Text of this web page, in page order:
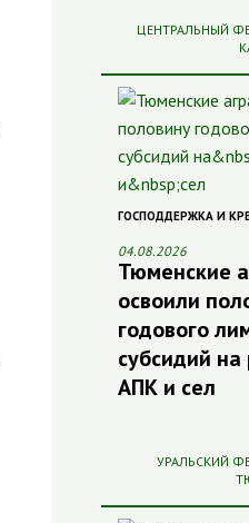
ЦЕНТРАЛЬНЫЙ
ГОСПОДДЕРЖКА И
04.08.2026
Тюменские
освоили
годового
субсидий на
АПК и сел
УРАЛЬСКИЙ